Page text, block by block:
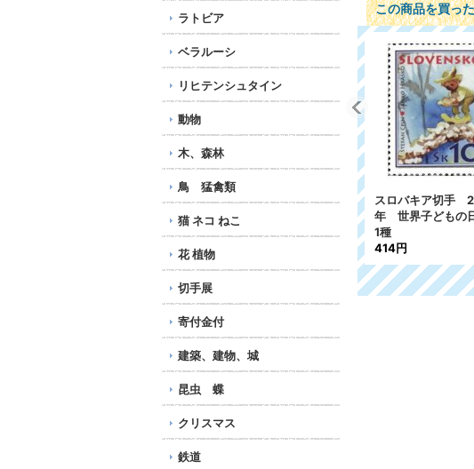
ラトビア
ベラルーシ
リヒテンシュタイン
動物
木、森林
鳥 猛禽類
猫 ネコ ねこ
花 植物
切手展
寄付金付
建築、建物、城
昆虫 蝶
クリスマス
鉄道
この商品を買っ
ラトビア切手 1994年 ス
ラトビア切手 2014‐21
年 花 フレンチ・マリ
716円
ラトビア切手
ラトビア郵便375
念 郵便配達 2種
394円